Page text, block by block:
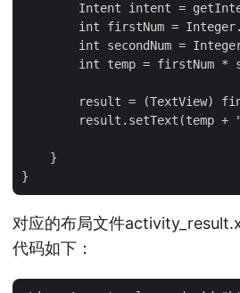
Intent intent =
int firstNum =
int secondNum =
int temp = firstNum *
result = (TextView)
result.setText(temp +
    }
对应的布局文件
代码如下：